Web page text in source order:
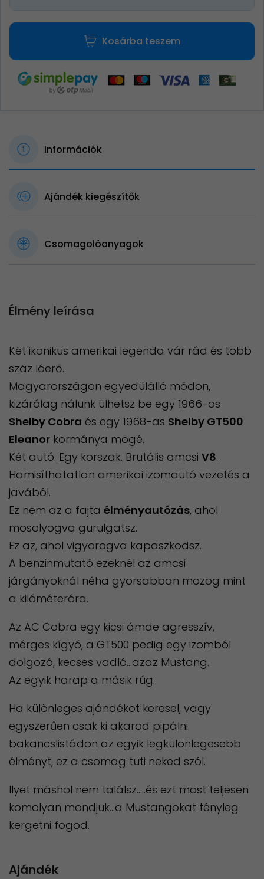
Kosárba teszem
Információk
Ajándék kiegészítők
Csomagolóanyagok
Élmény leírása
Két ikonikus amerikai legenda vár rád és több
száz lóerő.
Magyarországon egyedülálló módon,
kizárólag nálunk ülhetsz be egy 1966-os
Shelby Cobra és egy 1968-as Shelby GT500
Eleanor kormánya mögé.
Két autó. Egy korszak. Brutális amcsi V8.
Hamisíthatatlan amerikai izomautó vezetés a
javából.
Ez nem az a fajta élményautózás, ahol
mosolyogva gurulgatsz.
Ez az, ahol vigyorogva kapaszkodsz.
A benzinmutató ezeknél az amcsi
járgányoknál néha gyorsabban mozog mint
a kilóméteróra.
Az AC Cobra egy kicsi ámde agresszív,
mérges kígyó, a GT500 pedig egy izomból
dolgozó, kecses vadló…azaz Mustang.
Az egyik harap a másik rúg.
Ha különleges ajándékot keresel, vagy
egyszerűen csak ki akarod pipálni
bakancslistádon az egyik legkülönlegesebb
élményt, ez a csomag tuti neked szól.
Ilyet máshol nem találsz…..és ezt most teljesen
komolyan mondjuk…a Mustangokat tényleg
kergetni fogod.
Ajándék